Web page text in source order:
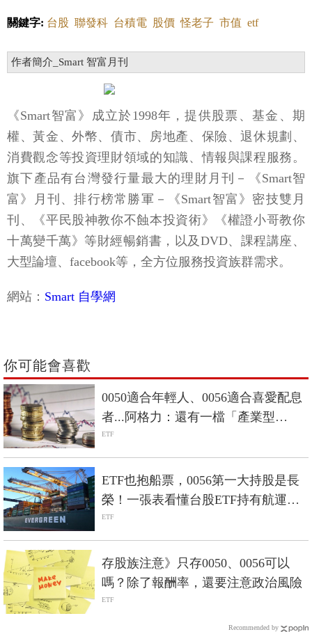
關鍵字: 台股 聯發科 台積電 股價 怪老子 市值 etf
作者簡介_Smart 智富月刊
《Smart智富》成立於1998年，提供股票、基金、期
權、黃金、外幣、債市、房地產、保險、退休規劃、
消費觀念等投資理財領域的知識、情報與課程服務。
旗下產品有台灣發行量最大的理財月刊－《Smart智
富》月刊、排行榜常勝軍－《Smart智富》密技雙月
刊、《平民股神教你不蝕本投資術》《權證小哥教你
十萬變千萬》等財經暢銷書，以及DVD、課程講座、
大型論壇、facebook等，全方位服務投資族群需求。
網站： Smart 自學網
你可能會喜歡
0050適合年輕人、0056適合喜愛配息
者...阿格力：還有一檔「產業型
ETF」可參與半導體榮景
ETF
ETF也抱船票，0056第一大持股是長
榮！一張表看懂台股ETF持有航運股
張數統計
ETF
存股族注意》只存0050、0056可以
嗎？除了報酬率，還要注意政治風險
ETF
Recommended by